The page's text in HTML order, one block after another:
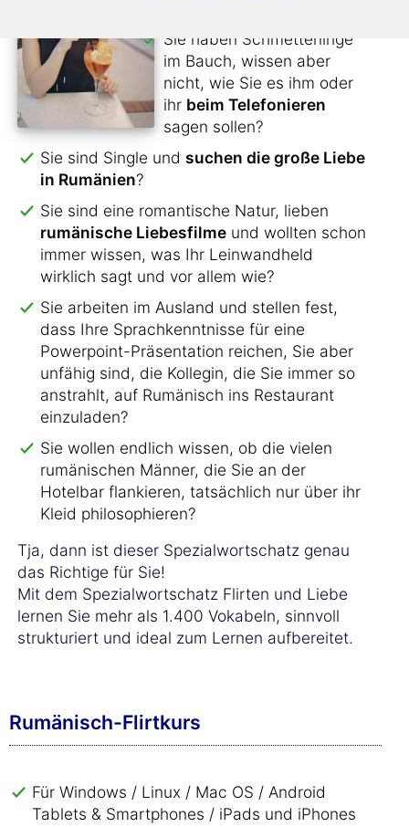
Sie haben Schmetterlinge
im Bauch, wissen aber
nicht, wie Sie es ihm oder
ihr beim Telefonieren
sagen sollen?
Sie sind Single und suchen die große Liebe
in Rumänien?
Sie sind eine romantische Natur, lieben
rumänische Liebesfilme und wollten schon
immer wissen, was Ihr Leinwandheld
wirklich sagt und vor allem wie?
Sie arbeiten im Ausland und stellen fest,
dass Ihre Sprachkenntnisse für eine
Powerpoint-Präsentation reichen, Sie aber
unfähig sind, die Kollegin, die Sie immer so
anstrahlt, auf Rumänisch ins Restaurant
einzuladen?
Sie wollen endlich wissen, ob die vielen
rumänischen Männer, die Sie an der
Hotelbar flankieren, tatsächlich nur über ihr
Kleid philosophieren?
Tja, dann ist dieser Spezialwortschatz genau
das Richtige für Sie!
Mit dem Spezialwortschatz Flirten und Liebe
lernen Sie mehr als 1.400 Vokabeln, sinnvoll
strukturiert und ideal zum Lernen aufbereitet.
Rumänisch-Flirtkurs
Für Windows / Linux / Mac OS / Android
Tablets & Smartphones / iPads und iPhones